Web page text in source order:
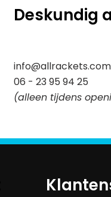
Deskundig
info@allrackets.com
06 - 23 95 94 25
(alleen tijdens